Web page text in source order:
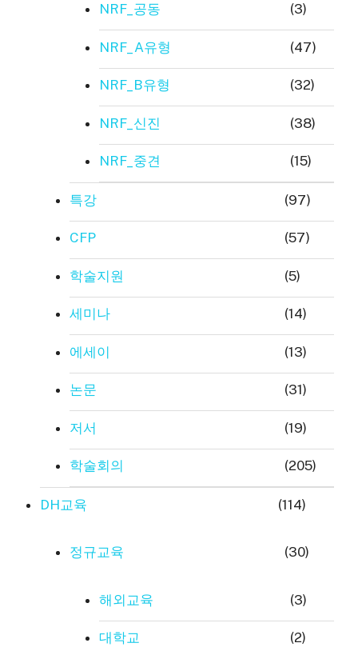
NRF_공동 (3)
NRF_A유형 (47)
NRF_B유형 (32)
NRF_신진 (38)
NRF_중견 (15)
특강 (97)
CFP (57)
학술지원 (5)
세미나 (14)
에세이 (13)
논문 (31)
저서 (19)
학술회의 (205)
DH교육 (114)
정규교육 (30)
해외교육 (3)
대학교 (2)